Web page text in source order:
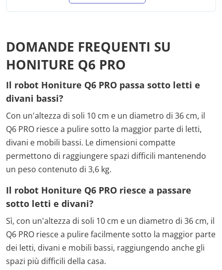
DOMANDE FREQUENTI SU
HONITURE Q6 PRO
Il robot Honiture Q6 PRO passa sotto letti e
divani bassi?
Con un'altezza di soli 10 cm e un diametro di 36 cm, il
Q6 PRO riesce a pulire sotto la maggior parte di letti,
divani e mobili bassi. Le dimensioni compatte
permettono di raggiungere spazi difficili mantenendo
un peso contenuto di 3,6 kg.
Il robot Honiture Q6 PRO riesce a passare
sotto letti e divani?
Sì, con un'altezza di soli 10 cm e un diametro di 36 cm, il
Q6 PRO riesce a pulire facilmente sotto la maggior parte
dei letti, divani e mobili bassi, raggiungendo anche gli
spazi più difficili della casa.